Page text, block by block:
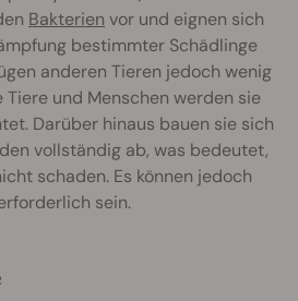
Bakterien vor und eignen sich
bestimmter Schädlinge
anderen Tieren jedoch wenig
Tiere und Menschen werden sie
Darüber hinaus bauen sie sich
vollständig ab, was bedeutet,
schaden. Es können jedoch
sein.